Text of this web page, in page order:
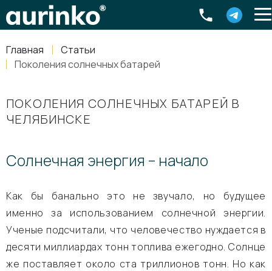
Главная
Статьи
Поколения солнечных батарей
ПОКОЛЕНИЯ СОЛНЕЧНЫХ БАТАРЕЙ В
ЧЕЛЯБИНСКЕ
Солнечная энергия – начало
Как бы банально это не звучало, но будущее
именно за использованием солнечной энергии.
Ученые подсчитали, что человечество нуждается в
десяти миллиардах тонн топлива ежегодно. Солнце
же поставляет около ста триллионов тонн. Но как
Россия, Свердловская область Екатеринбург ,
8-800-770-79-40